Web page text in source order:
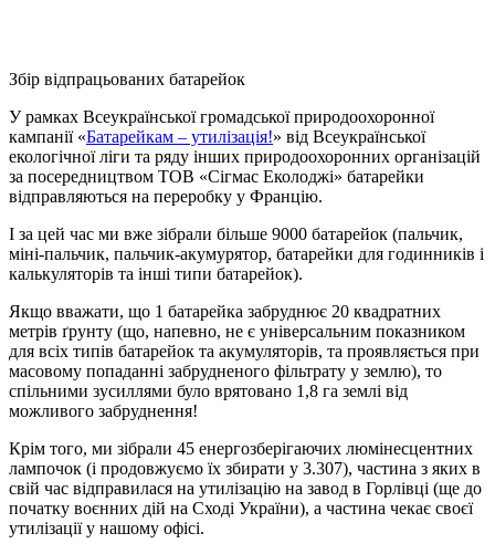
Збір відпрацьованих батарейок
У рамках Всеукраїнської громадської природоохоронної
кампанії «Батарейкам – утилізація!» від Всеукраїнської
екологічної ліги та ряду інших природоохоронних організацій
за посередництвом ТОВ «Сігмас Еколоджі» батарейки
відправляються на переробку у Францію.
І за цей час ми вже зібрали більше 9000 батарейок (пальчик,
міні-пальчик, пальчик-акумурятор, батарейки для годинників і
калькуляторів та інші типи батарейок).
Якщо вважати, що 1 батарейка забруднює 20 квадратних
метрів ґрунту (що, напевно, не є універсальним показником
для всіх типів батарейок та акумуляторів, та проявляється при
масовому попаданні забрудненого фільтрату у землю), то
спільними зусиллями було врятовано 1,8 га землі від
можливого забруднення!
Крім того, ми зібрали 45 енергозберігаючих люмінесцентних
лампочок (і продовжуємо їх збирати у 3.307), частина з яких в
свій час відправилася на утилізацію на завод в Горлівці (ще до
початку воєнних дій на Сході України), а частина чекає своєї
утилізації у нашому офісі.